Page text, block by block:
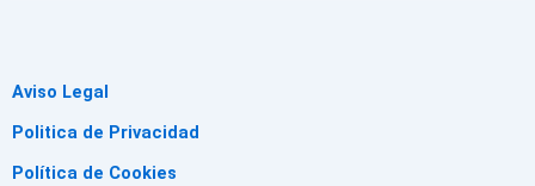
Aviso Legal
Politica de Privacidad
Política de Cookies